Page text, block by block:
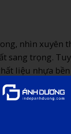
nhìn xuyên
sang trọng.
liệu nhựa
trong tủ lạnh